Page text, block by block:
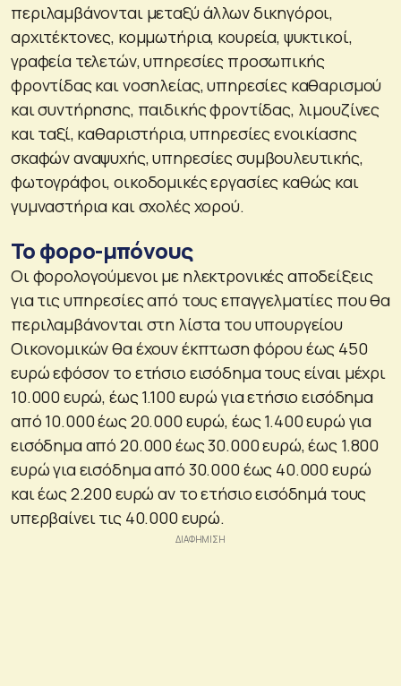
περιλαμβάνονται μεταξύ άλλων δικηγόροι,
αρχιτέκτονες, κομμωτήρια, κουρεία, ψυκτικοί,
γραφεία τελετών, υπηρεσίες προσωπικής
φροντίδας και νοσηλείας, υπηρεσίες καθαρισμού
και συντήρησης, παιδικής φροντίδας, λιμουζίνες
και ταξί, καθαριστήρια, υπηρεσίες ενοικίασης
σκαφών αναψυχής, υπηρεσίες συμβουλευτικής,
φωτογράφοι, οικοδομικές εργασίες καθώς και
γυμναστήρια και σχολές χορού.
Το φορο-μπόνους
Οι φορολογούμενοι με ηλεκτρονικές αποδείξεις
για τις υπηρεσίες από τους επαγγελματίες που θα
περιλαμβάνονται στη λίστα του υπουργείου
Οικονομικών θα έχουν έκπτωση φόρου έως 450
ευρώ εφόσον το ετήσιο εισόδημα τους είναι μέχρι
10.000 ευρώ, έως 1.100 ευρώ για ετήσιο εισόδημα
από 10.000 έως 20.000 ευρώ, έως 1.400 ευρώ για
εισόδημα από 20.000 έως 30.000 ευρώ, έως 1.800
ευρώ για εισόδημα από 30.000 έως 40.000 ευρώ
και έως 2.200 ευρώ αν το ετήσιο εισόδημά τους
υπερβαίνει τις 40.000 ευρώ.